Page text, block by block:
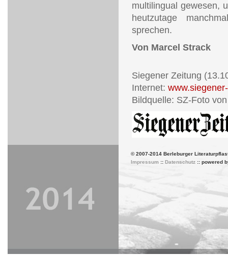
multilingual gewesen,
heutzutage
sprechen.
Von Marcel Strack
Siegener Zeitung
Internet:
Bildquelle: SZ-Foto
© 2007-2014 Berleburger
Impressum:: Datenschutz:: powered